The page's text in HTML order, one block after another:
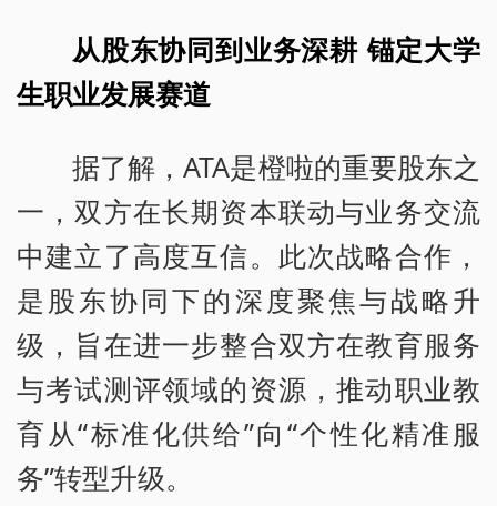
从股东协同到业务深耕 锚定大学
生职业发展赛道
据了解，ATA是橙啦的重要股东之
一，双方在长期资本联动与业务交流
中建立了高度互信。此次战略合作，
是股东协同下的深度聚焦与战略升
级，旨在进一步整合双方在教育服务
与考试测评领域的资源，推动职业教
育从“标准化供给”向“个性化精准服
务”转型升级。